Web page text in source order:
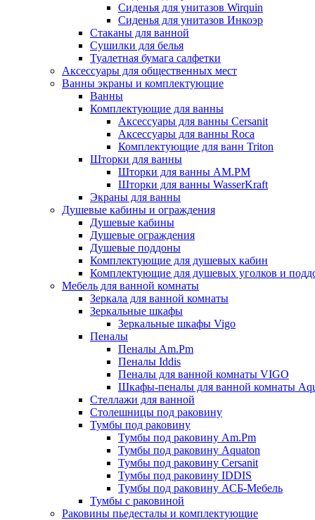
Сиденья для унитазов Wirquin
Сиденья для унитазов Инкоэр
Стаканы для ванной
Сушилки для белья
Туалетная бумага салфетки
Аксессуары для общественных мест
Ванны экраны и комплектующие
Ванны
Комплектующие для ванны
Аксессуары для ванны Cersanit
Аксессуары для ванны Roca
Комплектующие для ванн Triton
Шторки для ванны
Шторки для ванны AM.PM
Шторки для ванны WasserKraft
Экраны для ванны
Душевые кабины и ограждения
Душевые кабины
Душевые ограждения
Душевые поддоны
Комплектующие для душевых кабин
Комплектующие для душевых уголков и
Мебель для ванной комнаты
Зеркала для ванной комнаты
Зеркальные шкафы
Зеркальные шкафы Vigo
Пеналы
Пеналы Am.Pm
Пеналы Iddis
Пеналы для ванной комнаты VIGO
Шкафы-пеналы для ванной комнаты
Стеллажи для ванной
Столешницы под раковину
Тумбы под раковину
Тумбы под раковину Am.Pm
Тумбы под раковину Aquaton
Тумбы под раковину Cersanit
Тумбы под раковину IDDIS
Тумбы под раковину АСБ-Мебель
Тумбы с раковиной
Раковины пьедесталы и комплектующие